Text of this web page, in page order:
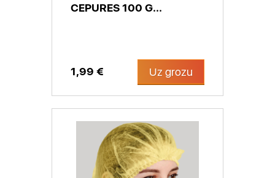
CEPURES 100 G...
1,99 € Uz grozu